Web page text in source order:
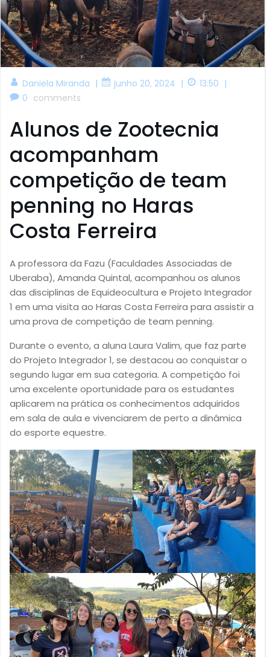
Daniela Miranda | junho 20, 2024 | 13:50 |
0 comments
Alunos de Zootecnia
acompanham
competição de team
penning no Haras
Costa Ferreira
A professora da Fazu (Faculdades Associadas de
Uberaba), Amanda Quintal, acompanhou os alunos
das disciplinas de Equideocultura e Projeto Integrador
1 em uma visita ao Haras Costa Ferreira para assistir a
uma prova de competição de team penning.
Durante o evento, a aluna Laura Valim, que faz parte
do Projeto Integrador 1, se destacou ao conquistar o
segundo lugar em sua categoria. A competição foi
uma excelente oportunidade para os estudantes
aplicarem na prática os conhecimentos adquiridos
em sala de aula e vivenciarem de perto a dinâmica
do esporte equestre.